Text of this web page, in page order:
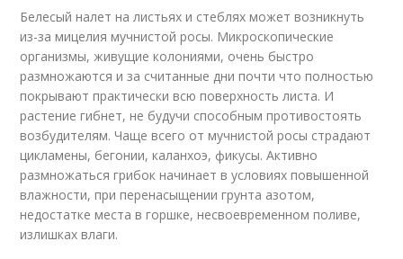
Белесый налет на листьях и стеблях может возникнуть
из-за мицелия мучнистой росы. Микроскопические
организмы, живущие колониями, очень быстро
размножаются и за считанные дни почти что полностью
покрывают практически всю поверхность листа. И
растение гибнет, не будучи способным противостоять
возбудителям. Чаще всего от мучнистой росы страдают
цикламены, бегонии, каланхоэ, фикусы. Активно
размножаться грибок начинает в условиях повышенной
влажности, при перенасыщении грунта азотом,
недостатке места в горшке, несвоевременном поливе,
излишках влаги.